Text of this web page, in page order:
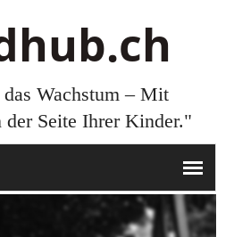
Wachstum – Mit
Seite Ihrer Kinder."